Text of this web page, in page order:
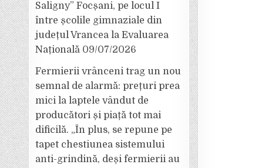
Saligny” Focșani, pe locul I
între școlile gimnaziale din
județul Vrancea la Evaluarea
Națională 09/07/2026
Fermierii vrânceni trag un nou
semnal de alarmă: prețuri prea
mici la laptele vândut de
producători și piață tot mai
dificilă. „În plus, se repune pe
tapet chestiunea sistemului
anti-grindină, deși fermierii au